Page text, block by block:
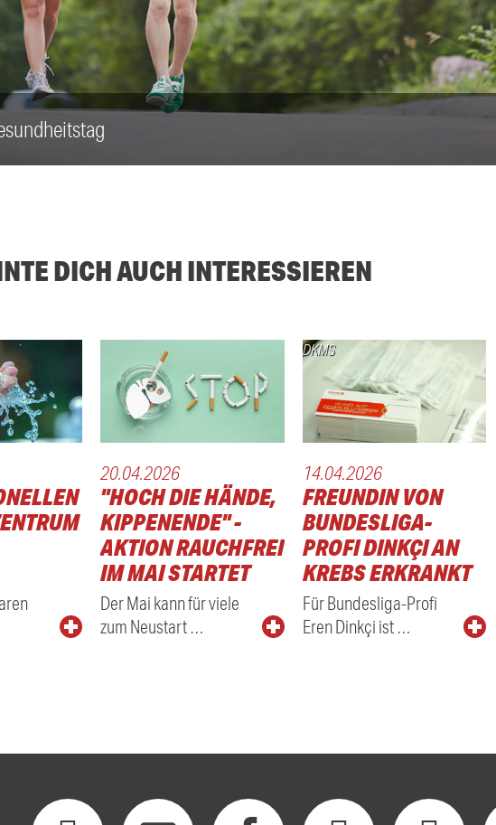
DICH AUCH INTERESSIEREN
20.04.2026
"HOCH DIE HÄNDE,
KIPPENENDE" -
AKTION RAUCHFREI
IM MAI STARTET
Der Mai kann für viele
zum Neustart …
DKMS
14.04.2026
FREUNDIN VON
BUNDESLIGA-
PROFI DINKÇI AN
KREBS ERKRANKT
Für Bundesliga-Profi
Eren Dinkçi ist …